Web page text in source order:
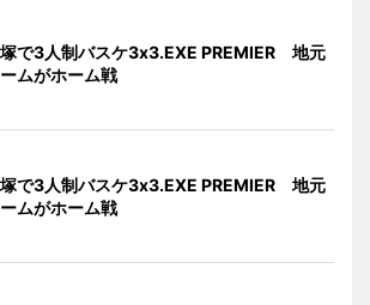
で3人制バスケ3x3.EXE PREMIER 地元
ムがホーム戦
で3人制バスケ3x3.EXE PREMIER 地元
ムがホーム戦